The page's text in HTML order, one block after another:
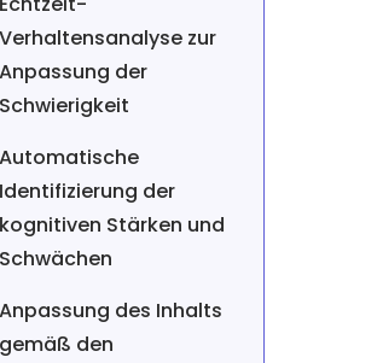
Verhaltensanalyse zur
Anpassung der
Schwierigkeit
Automatische
Identifizierung der
kognitiven Stärken und
Schwächen
Anpassung des Inhalts
gemäß den